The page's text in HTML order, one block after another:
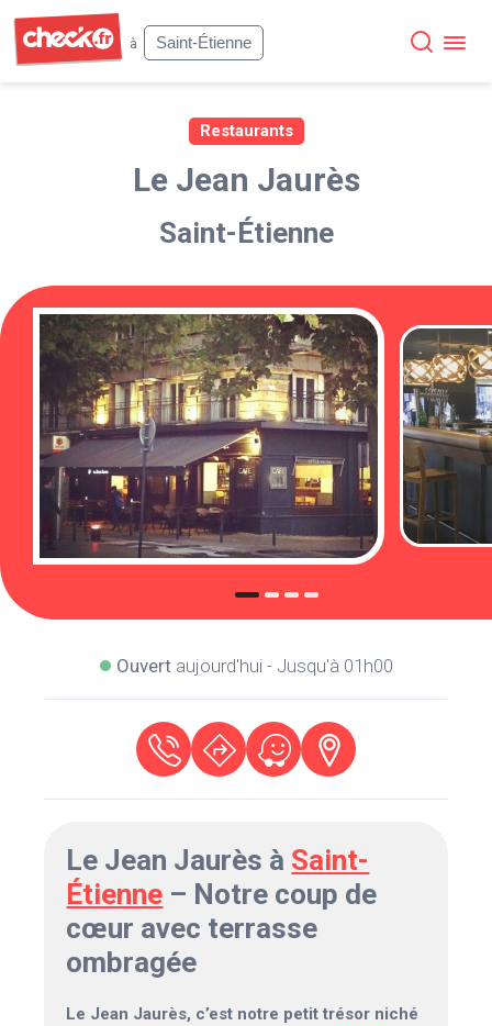
à
Saint-Étienne
Restaurants
Le Jean Jaurès
Saint-Étienne
Ouvertaujourd'hui - Jusqu'à 01h00
Le Jean Jaurès à Saint-
Étienne – Notre coup de
cœur avec terrasse
ombragée
Le Jean Jaurès, c’est notre petit trésor niché